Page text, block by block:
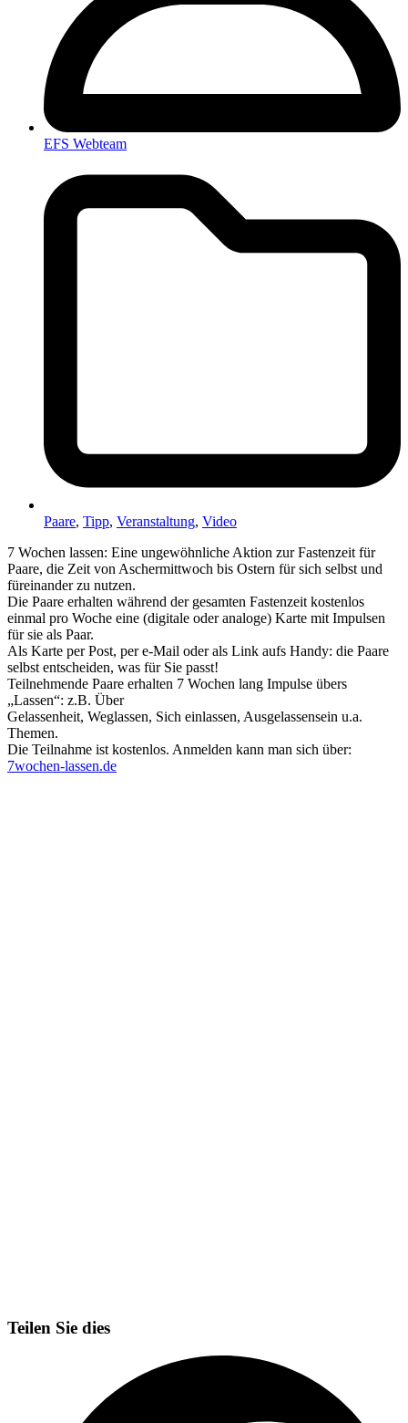
EFS Webteam
Paare, Tipp, Veranstaltung, Video
7 Wochen lassen: Eine ungewöhnliche Aktion zur Fastenzeit für
Paare, die Zeit von Aschermittwoch bis Ostern für sich selbst und
füreinander zu nutzen.
Die Paare erhalten während der gesamten Fastenzeit kostenlos
einmal pro Woche eine (digitale oder analoge) Karte mit Impulsen
für sie als Paar.
Als Karte per Post, per e-Mail oder als Link aufs Handy: die Paare
selbst entscheiden, was für Sie passt!
Teilnehmende Paare erhalten 7 Wochen lang Impulse übers
„Lassen“: z.B. Über
Gelassenheit, Weglassen, Sich einlassen, Ausgelassensein u.a.
Themen.
Die Teilnahme ist kostenlos. Anmelden kann man sich über:
7wochen-lassen.de
Teilen Sie dies